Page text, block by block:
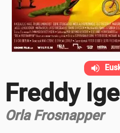
Freddy
Orla Frosnapper